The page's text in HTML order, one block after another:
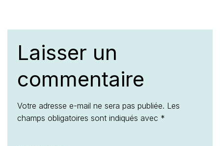
Laisser un
commentaire
Votre adresse e-mail ne sera pas publiée. Les
champs obligatoires sont indiqués avec *